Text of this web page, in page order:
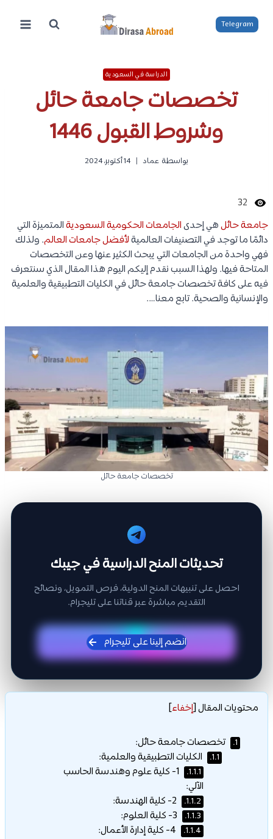
المحتوى
Telegram
الدراسة في السعودية
تخصصات جامعة حائل
وشروط القبول 1446
بواسطة عماد 14 أكتوبر، 2024
32
جامعة حائلهي إحدىالجامعات الحكومية السعوديةالمتميزة التي
دائمًا ما توجد في التصنيفات العالميةلأفضل جامعات العالم. ولذلك
فهي واحدة من الجامعات التي يبحث الكثير عنها وعن التخصصات
المتاحة فيها. ولهذا السبب نقدم إليكم اليوم هذا المقال الذي سنتعرف
فيه على كافة تخصصات جامعة حائل في الكليات التطبيقية والعلمية
والإنسانية والصحية. تابع معنا….
تخصصات جامعة حائل
تحديثات المنح الدراسية في جيبك
احصل على تنبيهات المنح الدولية، فرص التمويل، ونصائح
التقديم مباشرة عبر قناتنا على تليجرام.
انضم إلينا على تليجرام
محتويات المقال[إخفاء]
1. تخصصات جامعة حائل:
1.1. الكليات التطبيقية والعلمية:
1.1.1.
1- كلية علوم وهندسة الحاسب
الآلي:
1.1.2.
1.1.3.
1.1.4.